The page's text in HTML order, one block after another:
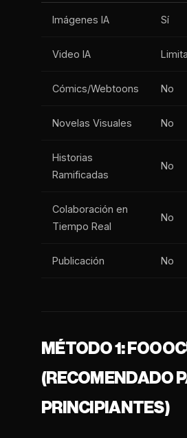
Imágenes IA Sí
Video IA
Cómics/Webtoons No
Novelas Visuales No
Historias
Ramificadas
No
Colaboración en
Tiempo Real
No
Publicación No
MÉTODO 1:
(RECOMENDADO
PRINCIPIANTES)